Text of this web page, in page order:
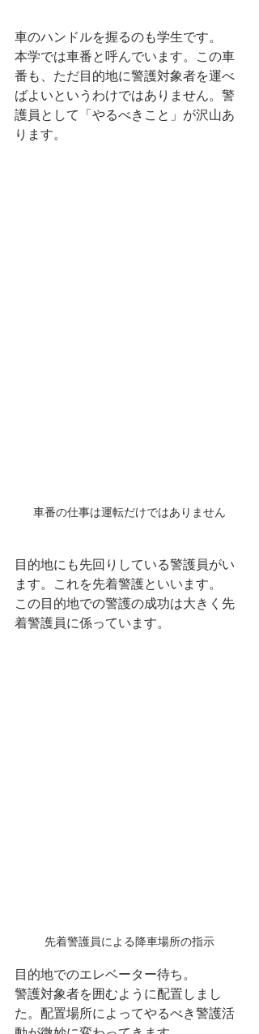
車のハンドルを握るのも学生です。
本学では車番と呼んでいます。この車
番も、ただ目的地に警護対象者を運べ
ばよいというわけではありません。警
護員として「やるべきこと」が沢山あ
ります。
車番の仕事は運転だけではありません
目的地にも先回りしている警護員がい
ます。これを先着警護といいます。
この目的地での警護の成功は大きく先
着警護員に係っています。
先着警護員による降車場所の指示
目的地でのエレベーター待ち。
警護対象者を囲むように配置しまし
た。配置場所によってやるべき警護活